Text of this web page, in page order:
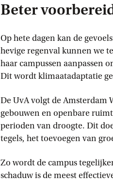
Beter
Op hete dagen kan de
hevige regenval kunnen we
haar campussen aanpassen
Dit wordt klimaatadaptatie
De UvA volgt de Amsterdam
gebouwen en openbare
perioden van droogte. Dit
tegels, het toevoegen van
Zo wordt de campus
schaduw is de meest